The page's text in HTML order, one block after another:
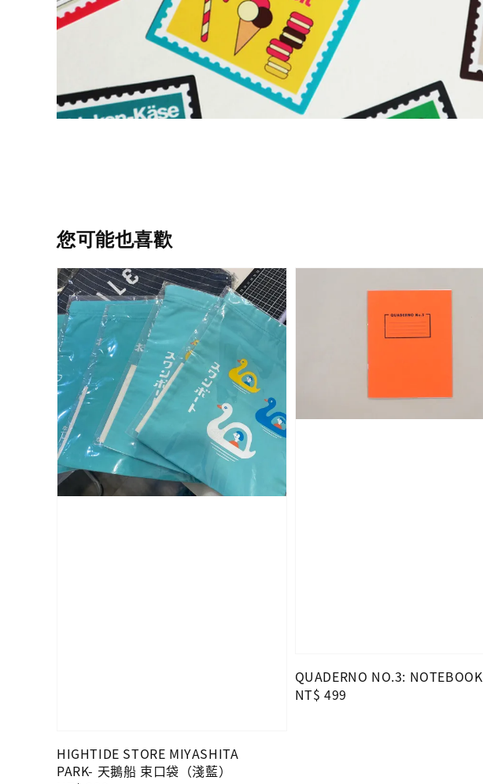
您可能也喜歡
HIGHTIDE STORE MIYASHITA
PARK- 天鵝船 束口袋（淺藍）
QUADERNO NO.3: NOTEBOOK
Regular
NT$ 499